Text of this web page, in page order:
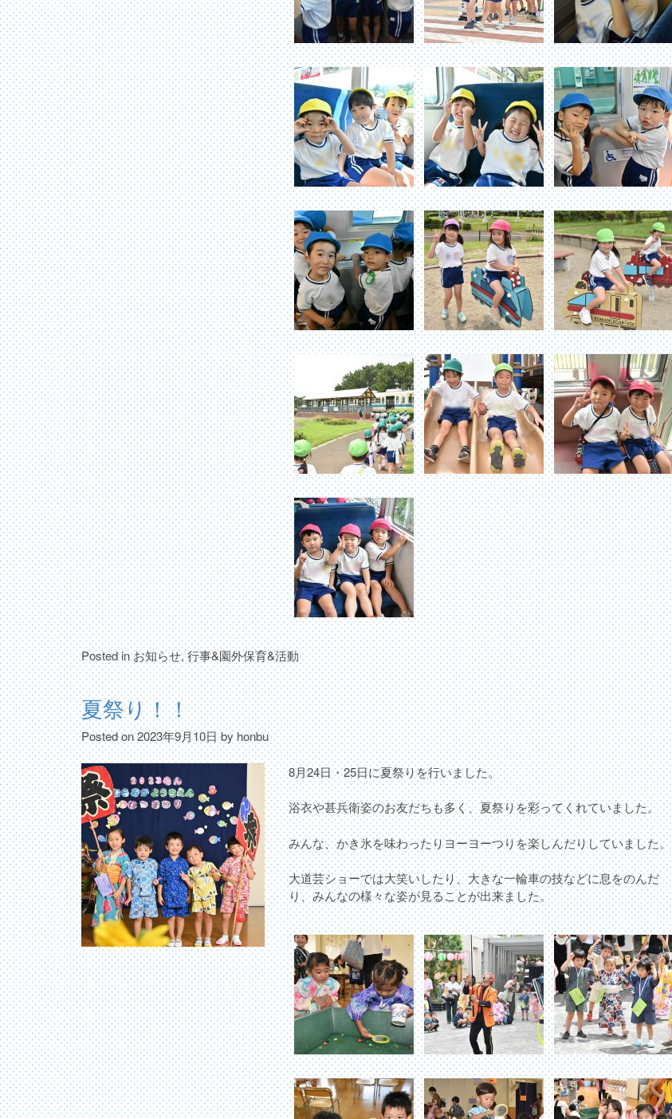
Posted inお知らせ,行事&園外保育&活動
夏祭り！！
Posted on2023年9月10日byhonbu
8月24日・25日に夏祭りを行いました。
浴衣や甚兵衛姿のお友だちも多く、夏祭りを彩ってくれていました。
みんな、かき氷を味わったりヨーヨーつりを楽しんだりしていました。
大道芸ショーでは大笑いしたり、大きな一輪車の技などに息をのんだ
り、みんなの様々な姿が見ることが出来ました。